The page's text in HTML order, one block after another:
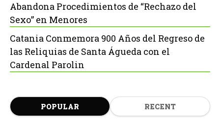
Abandona Procedimientos de “Rechazo del
Sexo” en Menores
Catania Conmemora 900 Años del Regreso de
las Reliquias de Santa Águeda con el
Cardenal Parolin
POPULAR RECENT